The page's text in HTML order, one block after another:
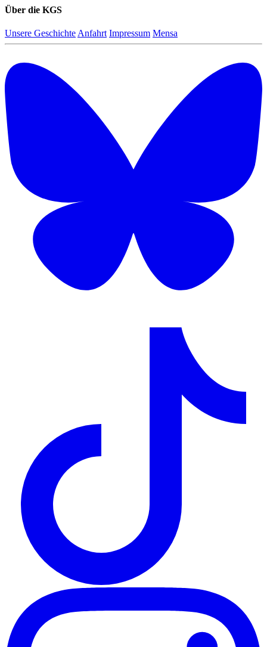
Über die KGS
Unsere Geschichte Anfahrt Impressum Mensa